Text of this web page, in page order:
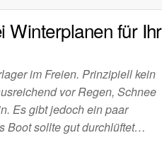
Winterplanen für Ihr
im Freien. Prinzipiell kein
vor Regen, Schnee
Es gibt jedoch ein paar
Boot sollte gut durchlüftet…